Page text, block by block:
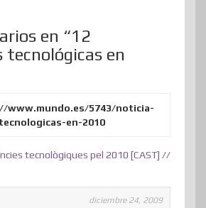
en “12
tecnológicas en
www.mundo.es/5743/noticia-
en-2010
tecnològiques pel 2010 [CAST] //
diciembre 24, 2009